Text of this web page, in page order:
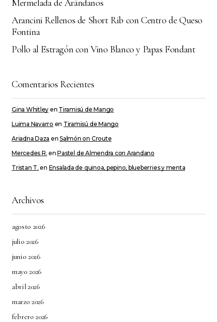
Guarda mi nombre, correo electrónico y web
en este navegador para la próxima vez que
Mermelada de Arándanos
Arancini Rellenos de Short Rib con Centro de Queso
Fontina
Pollo al Estragón con Vino Blanco y Papas Fondant
Comentarios Recientes
Gina Whitley en Tiramisú de Mango
Luima Navarro en Tiramisú de Mango
Ariadna Daza enSalmón on Croute
Mercedes R. enPastel de Almendra con Arandano
Tristan T. en Ensalada de quinoa, pepino, blueberries y menta
Archivos
agosto 2026
julio 2026
junio 2026
mayo 2026
abril 2026
marzo 2026
febrero 2026